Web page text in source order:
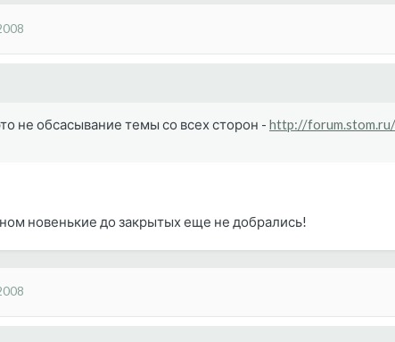
не обсасывание темы со всех сторон - http://
новенькие до закрытых еще не добрались!